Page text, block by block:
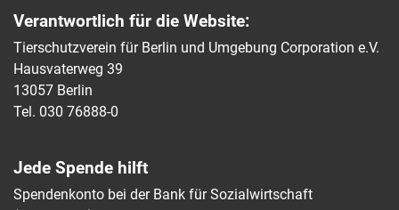
Verantwortlich für die Website:
Tierschutzverein für Berlin und Umgebung Corporation e.V.
Hausvaterweg 39
13057 Berlin
Tel. 030 76888-0
Jede Spende hilft
Spendenkonto bei der Bank für Sozialwirtschaft